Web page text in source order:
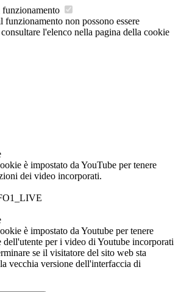
funzionamento
funzionamento non possono essere
l'elenco nella pagina della cookie
è impostato da YouTube per tenere
dei video incorporati.
è impostato da Youtube per tenere
dell'utente per i video di Youtube incorporati
se il visitatore del sito web sta
vecchia versione dell'interfaccia di